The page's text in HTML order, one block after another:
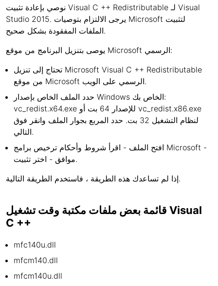
نوصي بإعادة تثبيت Visual C ++ Redistributable لـ Visual
Studio 2015. يرجى الالتزام بتوصيات Microsoft لتثبيت
الملفات المفقودة بشكل صحيح.
يوصى بتنزيل البرنامج من موقع Microsoft الرسمي:
تحتاج إلى تنزيل Microsoft Visual C ++ Redistributable
من موقع Microsoft الرسمي على الويب.
حدد الملف الخاص بإصدار Windows الخاص بك:
vc_redist.x64.exe للإصدار 64 بت أو vc_redist.x86.exe
لنظام التشغيل 32 بت. حدد المربع بجوار الملف وانقر فوق
التالي.
افتح الملف - اقرأ شروط وأحكام ترخيص برامج Microsoft -
موافق - اختر تثبيت.
إذا لم تساعدك هذه الطريقة ، فاستخدم الطريقة التالية.
قائمة بعض ملفات مكتبة وقت تشغيل Visual
C ++
mfc140u.dll
mfcm140.dll
mfcm140u.dll